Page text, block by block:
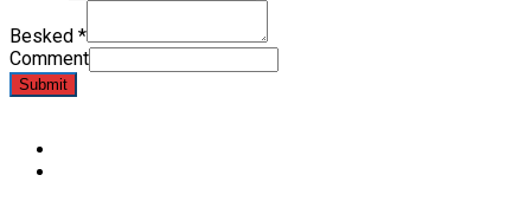
Besked *
Comment
Submit